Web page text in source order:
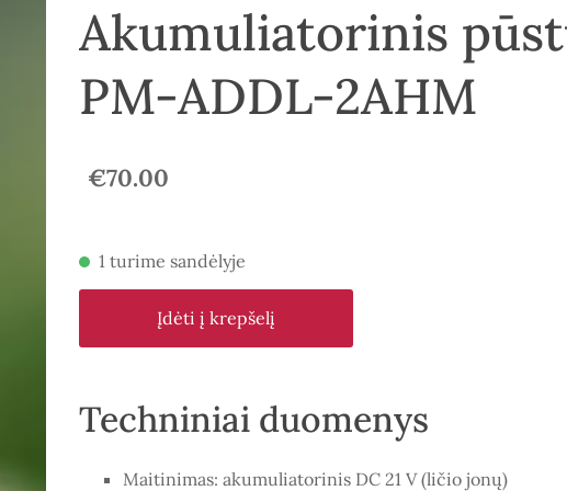
Akumuliatorinis
PM-ADDL-2AHM
€70.00
1 turime sandėlyje
Įdėti į krepšelį
Techniniai duomenys
Maitinimas: akumuliatorinis DC 21 V (ličio jonų)